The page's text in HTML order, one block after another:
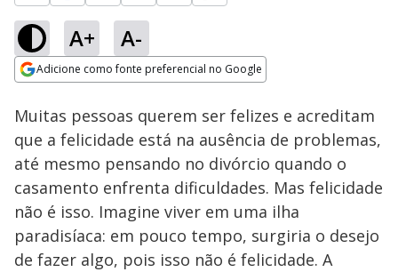
A+ A-
Adicione como fonte preferencial no Google
Ativar
90.59%
Muitas pessoas querem ser felizes e acreditam
que a felicidade está na ausência de problemas,
até mesmo pensando no divórcio quando o
casamento enfrenta dificuldades. Mas felicidade
não é isso. Imagine viver em uma ilha
paradisíaca: em pouco tempo, surgiria o desejo
de fazer algo, pois isso não é felicidade. A